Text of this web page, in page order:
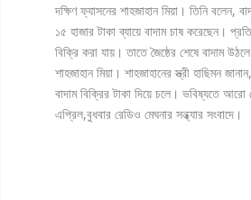
দক্ষিণ ফ্যাসনের শাহজাহান মিয়া। তিনি
১৫ হাজার টাকা ব্যায়ে বাদাম চাষ করেছেন।
বিক্রি করা যায়। তাতে জৈষ্ঠের শেষে বাদাম
শাহজাহান মিয়া। শাহজাহানের স্ত্রী হাছিমন
বাদাম বিক্রির টাকা দিয়ে চলে। ভবিষ্যতে
এপ্রিল,বুধবার রেডিও মেঘনার সন্ধ্যার সংবাদে।